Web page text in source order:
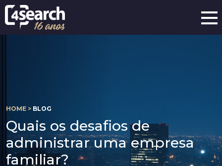
HOME > BLOG
Quais os desafios de
administrar uma empresa
familiar?